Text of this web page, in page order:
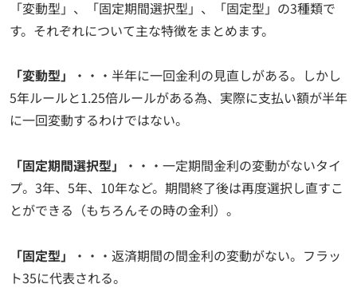
「変動型」、「固定期間選択型」、「固定型」の3種類で
す。それぞれについて主な特徴をまとめます。
「変動型」
・・・半年に一回金利の見直しがある。しかし
5年ルールと1.25倍ルールがある為、実際に支払い額が半年
に一回変動するわけではない。
「固定期間選択型」
・・・一定期間金利の変動がないタイ
プ。3年、5年、10年など。期間終了後は再度選択し直すこ
とができる（もちろんその時の金利）。
「固定型」
・・・返済期間の間金利の変動がない。フラッ
ト35に代表される。